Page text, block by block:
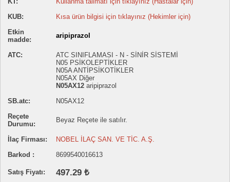
KUB:
Kısa ürün bilgisi için tıklayınız (Hekimler için)
Etkin
madde:
aripiprazol
ATC:
ATC SINIFLAMASI - N - SİNİR SİSTEMİ
N05 PSİKOLEPTİKLER
N05A ANTİPSİKOTİKLER
N05AX Diğer
N05AX12 aripiprazol
SB.atc:
N05AX12
Reçete
Durumu:
Beyaz Reçete ile satılır.
İlaç Firması:
NOBEL İLAÇ SAN. VE TİC. A.Ş.
Barkod :
8699540016613
Satış Fiyatı: 497.29 ₺